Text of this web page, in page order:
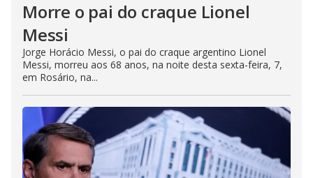
Morre o pai do craque Lionel
Messi
Jorge Horácio Messi, o pai do craque argentino Lionel
Messi, morreu aos 68 anos, na noite desta sexta-feira, 7,
em Rosário, na...